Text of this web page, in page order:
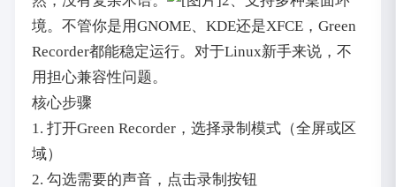
境。不管你是用GNOME、KDE还是XFCE，Green
Recorder都能稳定运行。对于Linux新手来说，不
用担心兼容性问题。
核心步骤
1. 打开Green Recorder，选择录制模式（全屏或区
域）
2. 勾选需要的声音，点击录制按钮